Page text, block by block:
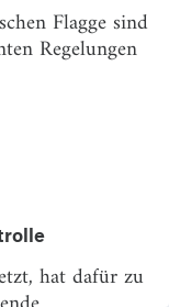
Flagge sind
Regelungen
hat dafür zu